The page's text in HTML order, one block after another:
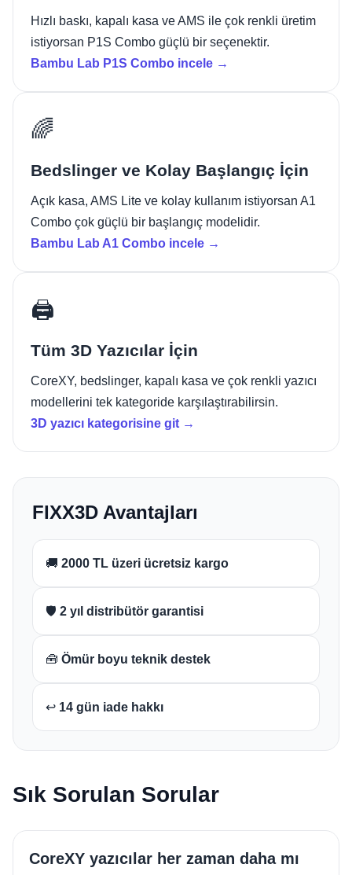
Hızlı baskı, kapalı kasa ve AMS ile çok renkli üretim
istiyorsan P1S Combo güçlü bir seçenektir.
Bambu Lab P1S Combo incele →
🌈
Bedslinger ve Kolay Başlangıç İçin
Açık kasa, AMS Lite ve kolay kullanım istiyorsan A1
Combo çok güçlü bir başlangıç modelidir.
Bambu Lab A1 Combo incele →
🖨️
Tüm 3D Yazıcılar İçin
CoreXY, bedslinger, kapalı kasa ve çok renkli yazıcı
modellerini tek kategoride karşılaştırabilirsin.
3D yazıcı kategorisine git →
FIXX3D Avantajları
🚚 2000 TL üzeri ücretsiz kargo
🛡️ 2 yıl distribütör garantisi
🧰 Ömür boyu teknik destek
↩️ 14 gün iade hakkı
Sık Sorulan Sorular
CoreXY yazıcılar her zaman daha mı